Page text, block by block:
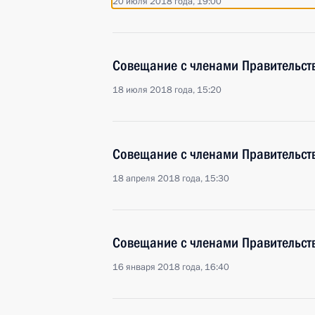
Совещание с членами
18 июля 2018 года, 15:20
Совещание с членами
18 апреля 2018 года, 15:30
Совещание с членами
16 января 2018 года, 16:40